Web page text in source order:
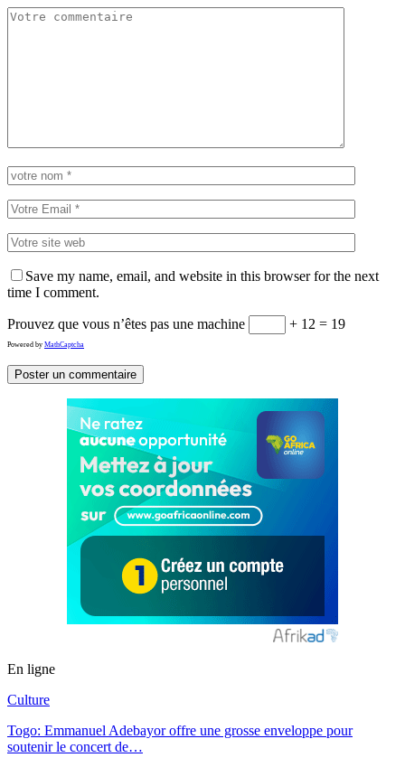
Save my name, email, and website in this browser for the next
time I comment.
Prouvez que vous n’êtes pas une machine + 12 = 19
Powered by MathCaptcha
En ligne
Culture
Togo: Emmanuel Adebayor offre une grosse enveloppe pour
soutenir le concert de…